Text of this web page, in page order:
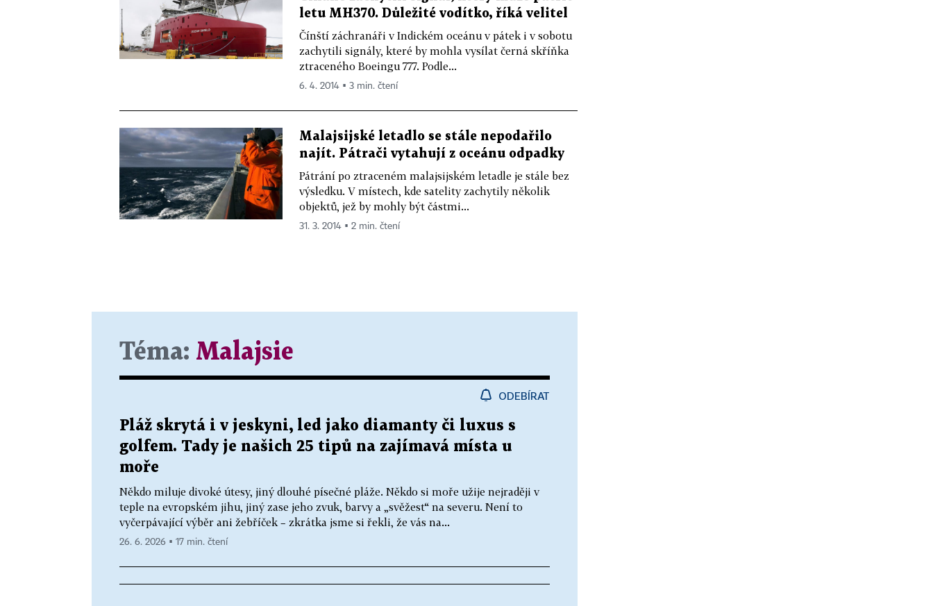
letu MH370. Důležité vodítko, říká velitel
Čínští záchranáři v Indickém oceánu v pátek i v sobotu
zachytili signály, které by mohla vysílat černá skříňka
ztraceného Boeingu 777. Podle...
6. 4. 2014 ▪ 3 min. čtení
Malajsijské letadlo se stále nepodařilo
najít. Pátrači vytahují z oceánu odpadky
Pátrání po ztraceném malajsijském letadle je stále bez
výsledku. V místech, kde satelity zachytily několik
objektů, jež by mohly být částmi...
31. 3. 2014 ▪ 2 min. čtení
Téma: Malajsie
ODEBÍRAT
Pláž skrytá i v jeskyni, led jako diamanty či luxus s
golfem. Tady je našich 25 tipů na zajímavá místa u
moře
Někdo miluje divoké útesy, jiný dlouhé písečné pláže. Někdo si moře užije nejraději v
teple na evropském jihu, jiný zase jeho zvuk, barvy a „svěžest“ na severu. Není to
vyčerpávající výběr ani žebříček – zkrátka jsme si řekli, že vás na...
26. 6. 2026 ▪ 17 min. čtení